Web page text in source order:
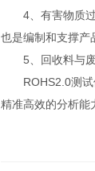
4、有害物质过
也是编制和支撑产
5、回收料与废
ROHS2.0测试仪
精准高效的分析能